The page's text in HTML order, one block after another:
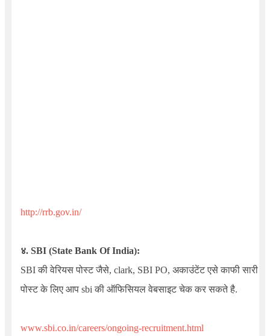
http://rrb.gov.in/
४. SBI (State Bank Of India):
SBI की वेरियस पोस्ट जैसे, clark, SBI PO, अकाउंटेंट एसे काफी सारी
पोस्ट के लिए आप sbi की ऑफिसियल वेबसाइट चेक कर सकते है.
www.sbi.co.in/careers/ongoing-recruitment.html